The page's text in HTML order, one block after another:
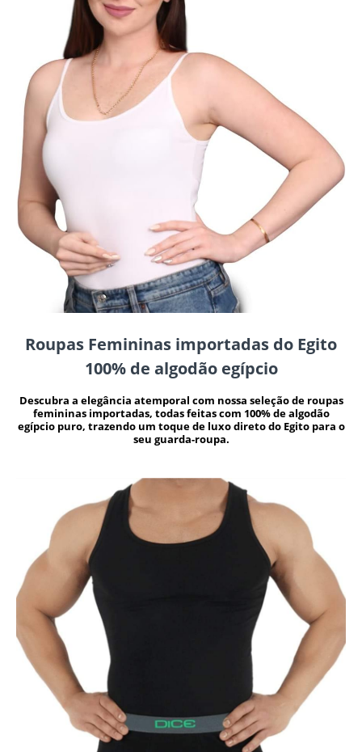
Roupas Femininas importadas do Egito
100% de algodão egípcio
Descubra a elegância atemporal com nossa seleção de roupas
femininas importadas, todas feitas com 100% de algodão
egípcio puro, trazendo um toque de luxo direto do Egito para o
seu guarda-roupa.